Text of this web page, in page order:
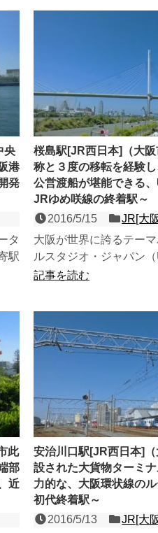
央
港
発
タ
駅
２
桜島駅[JR西日本]（大
称と３度の移転を経験
公営渡船が堪能できる
JRゆめ咲線の終着駅～
2016/5/15
JR[大
大阪が世界に誇るテー
ルスタジオ・ジャパン
置する、JRゆめ咲線の
記事を読む
此
部
近
安治川口駅[JR西日本]
設された大貨物ターミ
力的な、大阪環状線の
初代終着駅～
2016/5/13
JR[大